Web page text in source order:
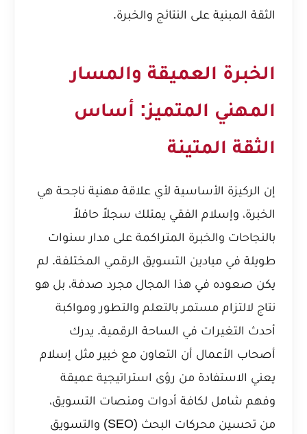
الثقة المبنية على النتائج والخبرة.
الخبرة العميقة والمسار
المهني المتميز: أساس
الثقة المتينة
إن الركيزة الأساسية لأي علاقة مهنية ناجحة هي
الخبرة، وإسلام الفقي يمتلك سجلاً حافلاً
بالنجاحات والخبرة المتراكمة على مدار سنوات
طويلة في ميادين التسويق الرقمي المختلفة. لم
يكن صعوده في هذا المجال مجرد صدفة، بل هو
نتاج لالتزام مستمر بالتعلم والتطور ومواكبة
أحدث التغيرات في الساحة الرقمية. يدرك
أصحاب الأعمال أن التعاون مع خبير مثل إسلام
يعني الاستفادة من رؤى استراتيجية عميقة
وفهم شامل لكافة أدوات ومنصات التسويق،
من تحسين محركات البحث (SEO) والتسويق